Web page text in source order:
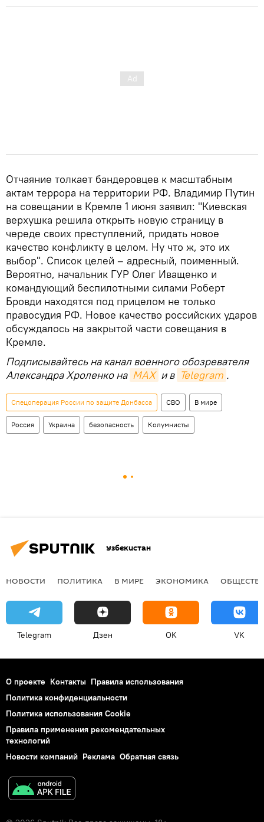
Отчаяние толкает бандеровцев к масштабным
актам террора на территории РФ. Владимир Путин
на совещании в Кремле 1 июня заявил: "Киевская
верхушка решила открыть новую страницу в
череде своих преступлений, придать новое
качество конфликту в целом. Ну что ж, это их
выбор". Список целей – адресный, поименный.
Вероятно, начальник ГУР Олег Иващенко и
командующий беспилотными силами Роберт
Бровди находятся под прицелом не только
правосудия РФ. Новое качество российских ударов
обсуждалось на закрытой части совещания в
Кремле.
Подписывайтесь на канал военного обозревателя
Александра Хроленко на MAX и в Telegram .
Спецоперация России по защите Донбасса СВО В мире
Россия Украина безопасность Колумнисты
Узбекистан
НОВОСТИ ПОЛИТИКА В МИРЕ ЭКОНОМИКА
Telegram Дзен OK VK
О проекте Контакты Правила использования
Политика конфиденциальности
Политика использования Cookie
Правила применения рекомендательных
технологий
Новости компаний Реклама Обратная связь